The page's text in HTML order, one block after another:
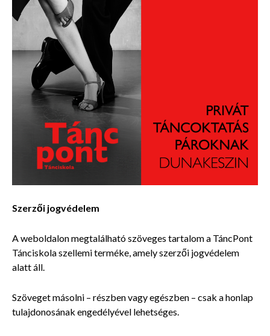
Szerzői jogvédelem
A weboldalon megtalálható szöveges tartalom a TáncPont
Tánciskola szellemi terméke, amely szerzői jogvédelem
alatt áll.
Szöveget másolni – részben vagy egészben – csak a honlap
tulajdonosának engedélyével lehetséges.